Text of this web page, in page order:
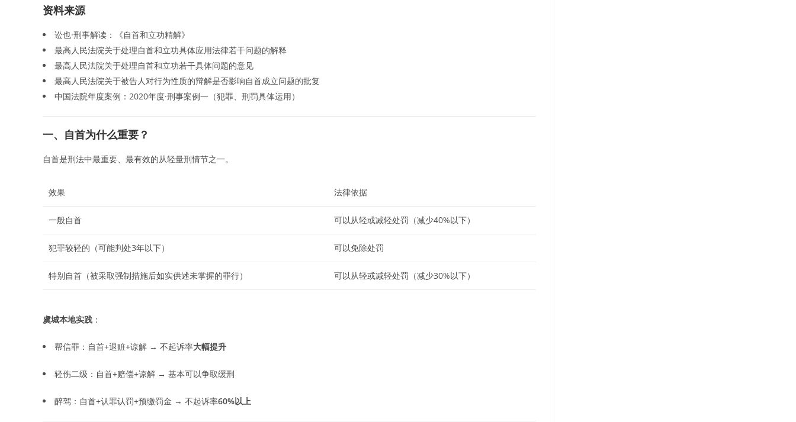
资料来源
讼也·刑事解读：《自首和立功精解》
最高人民法院关于处理自首和立功具体应用法律若干问题的解释
最高人民法院关于处理自首和立功若干具体问题的意见
最高人民法院关于被告人对行为性质的辩解是否影响自首成立问题的批复
中国法院年度案例：2020年度·刑事案例一（犯罪、刑罚具体运用）
一、自首为什么重要？
自首是刑法中最重要、最有效的从轻量刑情节之一。
效果 法律依据
一般自首 可以从轻或减轻处罚（减少40%以下）
犯罪较轻的（可能判处3年以下） 可以免除处罚
特别自首（被采取强制措施后如实供述未掌握的罪行） 可以从轻或减轻处罚（减少30%以下）
虞城本地实践 ：
帮信罪：自首+退赃+谅解 → 不起诉率大幅提升
轻伤二级：自首+赔偿+谅解 → 基本可以争取缓刑
醉驾：自首+认罪认罚+预缴罚金 → 不起诉率60%以上